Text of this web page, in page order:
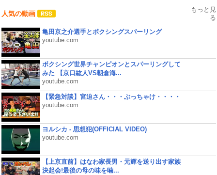
人気の動画
もっと見
る
亀田京之介選手とボクシングスパーリング
youtube.com
ボクシング世界チャンピオンとスパーリングして
みた 【京口紘人VS朝倉海...
youtube.com
【緊急対談】宮迫さん・・・ぶっちゃけ・・・・
youtube.com
ヨルシカ - 思想犯(OFFICIAL VIDEO)
youtube.com
【上京直前】はなわ家長男・元輝を送り出す家族
決起会!最後の母の味を噛...